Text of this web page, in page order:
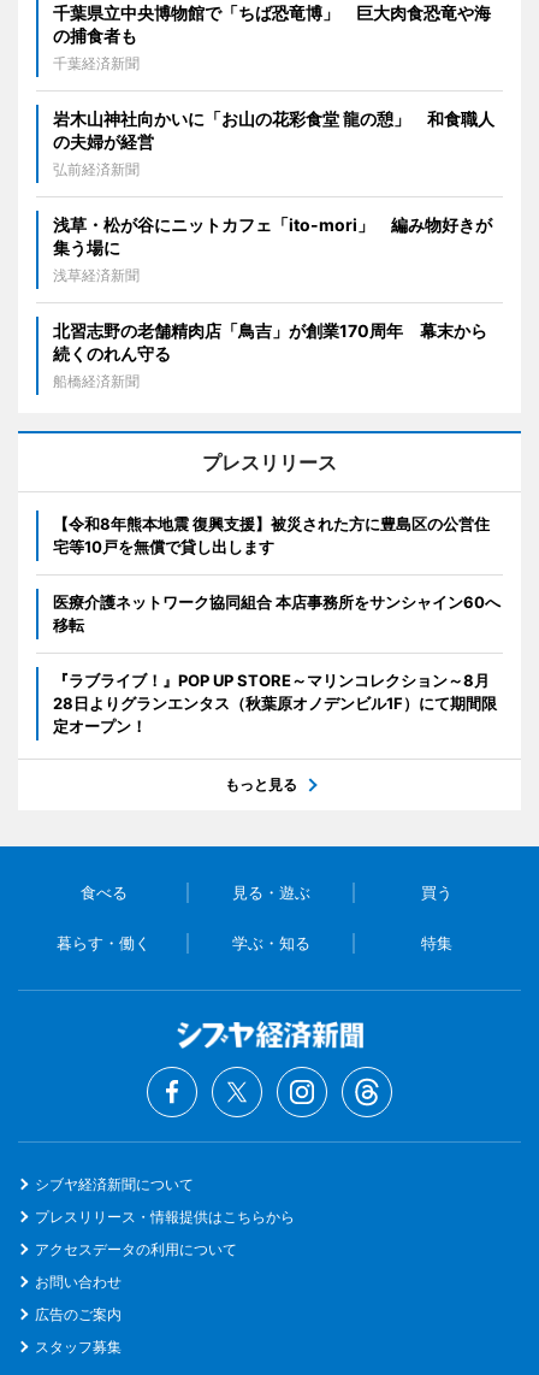
千葉県立中央博物館で「ちば恐竜博」 巨大肉食恐竜や海
の捕食者も
千葉経済新聞
岩木山神社向かいに「お山の花彩食堂 龍の憩」 和食職人
の夫婦が経営
弘前経済新聞
浅草・松が谷にニットカフェ「ito-mori」 編み物好きが
集う場に
浅草経済新聞
北習志野の老舗精肉店「鳥吉」が創業170周年 幕末から
続くのれん守る
船橋経済新聞
プレスリリース
【令和8年熊本地震 復興支援】被災された方に豊島区の公営住
宅等10戸を無償で貸し出します
医療介護ネットワーク協同組合 本店事務所をサンシャイン60へ
移転
『ラブライブ！』POP UP STORE～マリンコレクション～8月
28日よりグランエンタス（秋葉原オノデンビル1F）にて期間限
定オープン！
もっと見る
食べる 見る・遊ぶ 買う
暮らす・働く 学ぶ・知る 特集
シブヤ経済新聞について
プレスリリース・情報提供はこちらから
アクセスデータの利用について
お問い合わせ
広告のご案内
スタッフ募集